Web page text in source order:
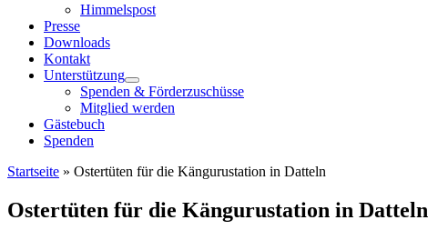
Himmelspost
Presse
Downloads
Kontakt
Unterstützung
Spenden & Förderzuschüsse
Mitglied werden
Gästebuch
Spenden
Startseite » Ostertüten für die Kängurustation in Datteln
Ostertüten für die Kängurustation in Datteln